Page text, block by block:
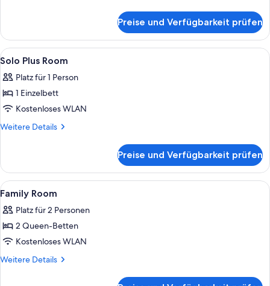
Plus
Room
Preise und Verfügbarkeit prüfen
Alle
Fotos
für
Solo
Plus
Room
Dusche, kostenlose Toilettenartikel,
2
Solo Plus Room
Platz für 1 Person
1 Einzelbett
Kostenloses WLAN
Weitere Details
Weitere
Plus
Room
Preise und Verfügbarkeit prüfen
Alle
Fotos
für
Family
Room
anzeigen
Schreibtisch, schallisolierte Zimmer,
4
Family Room
Platz für 2 Personen
2 Queen-Betten
Kostenloses WLAN
Weitere Details
Weitere